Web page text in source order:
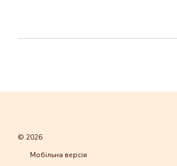
© 2026
Мобільна версія